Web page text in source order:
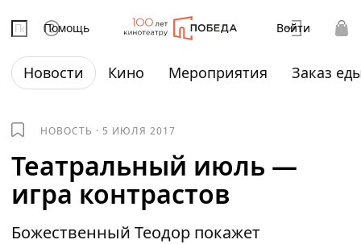
Помощь Войти
Новости Кино Мероприятия Заказ
НОВОСТЬ · 5 ИЮЛЯ 2017
Театральный июль —
игра контрастов
Божественный Теодор покажет